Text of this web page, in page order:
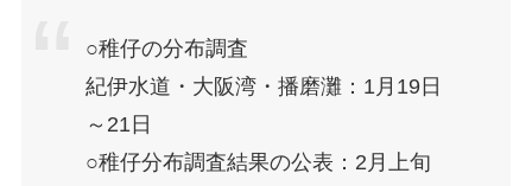
○稚仔の分布調査
紀伊水道・大阪湾・播磨灘：1月19日
～21日
○稚仔分布調査結果の公表：2月上旬